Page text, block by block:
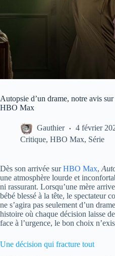
Autopsie d’un drame, notre avis
HBO Max
Gauthier
4 février
Critique, HBO Max, Série
Dès son arrivée surHBO Max,
une atmosphère lourde et
ni rassurant. Lorsqu’une mère
bébé blessé à la tête, le spectateur
ne s’agira pas seulement d’un
histoire où chaque décision laisse
face à l’urgence, le bon choix
Une décision qui fracture tout